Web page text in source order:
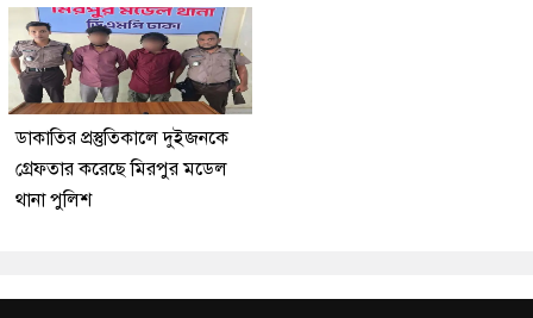
ডাকাতির প্রস্তুতিকালে দুইজনকে
গ্রেফতার করেছে মিরপুর মডেল
থানা পুলিশ